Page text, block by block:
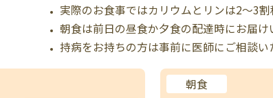
実際のお食事ではカリウムとリンは2～3割
朝食は前日の昼食か夕食の配達時にお届け
持病をお持ちの方は事前に医師にご相談い
朝食